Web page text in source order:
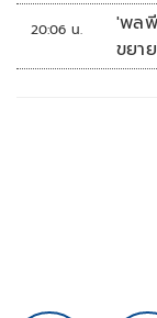
20:06 น.
'พลพี
ขยา